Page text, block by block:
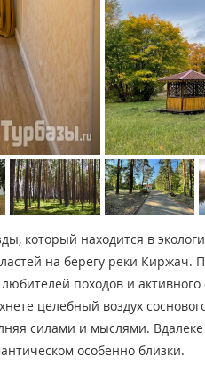
который находится в
на берегу реки Киржач.
походов и
целебный воздух
силами и мыслями. Вдалеке
особенно близки.